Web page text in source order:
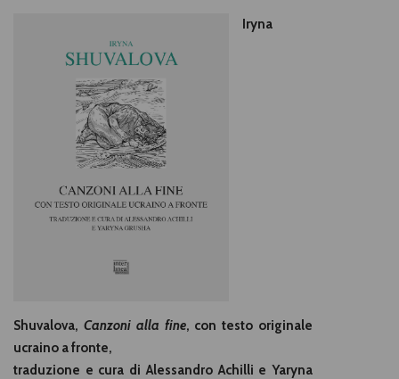
Iryna
Shuvalova, Canzoni alla fine, con testo originale
ucraino a fronte,
traduzione e cura di Alessandro Achilli e Yaryna